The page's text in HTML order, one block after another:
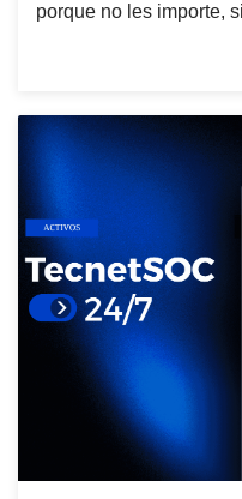
porque no les importe,